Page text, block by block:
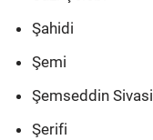
Şahidi
Şemi
Şemseddin Sivasi
Şerifi